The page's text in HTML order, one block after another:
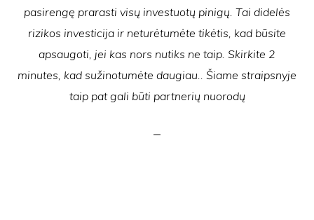
pasirengę prarasti visų investuotų pinigų. Tai didelės
rizikos investicija ir neturėtumėte tikėtis, kad būsite
apsaugoti, jei kas nors nutiks ne taip. Skirkite 2
minutes, kad sužinotumėte daugiau.. Šiame straipsnyje
taip pat gali būti partnerių nuorodų